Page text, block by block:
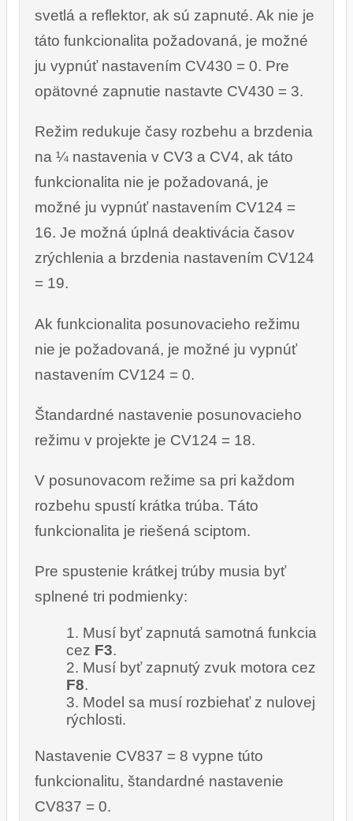
svetlá a reflektor, ak sú zapnuté. Ak nie je
táto funkcionalita požadovaná, je možné
ju vypnúť nastavením CV430 = 0. Pre
opätovné zapnutie nastavte CV430 = 3.
Režim redukuje časy rozbehu a brzdenia
na ¼ nastavenia v CV3 a CV4, ak táto
funkcionalita nie je požadovaná, je
možné ju vypnúť nastavením CV124 =
16. Je možná úplná deaktivácia časov
zrýchlenia a brzdenia nastavením CV124
= 19.
Ak funkcionalita posunovacieho režimu
nie je požadovaná, je možné ju vypnúť
nastavením CV124 = 0.
Štandardné nastavenie posunovacieho
režimu v projekte je CV124 = 18.
V posunovacom režime sa pri každom
rozbehu spustí krátka trúba. Táto
funkcionalita je riešená sciptom.
Pre spustenie krátkej trúby musia byť
splnené tri podmienky:
Musí byť zapnutá samotná funkcia
cez F3.
Musí byť zapnutý zvuk motora cez
F8.
Model sa musí rozbiehať z nulovej
rýchlosti.
Nastavenie CV837 = 8 vypne túto
funkcionalitu, štandardné nastavenie
CV837 = 0.